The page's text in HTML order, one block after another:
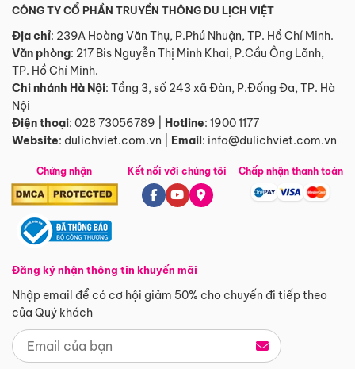
CÔNG TY CỔ PHẦN TRUYỀN THÔNG DU LỊCH VIỆT
Địa chỉ: 239A Hoàng Văn Thụ, P.Phú Nhuận, TP. Hồ Chí Minh.
Văn phòng: 217 Bis Nguyễn Thị Minh Khai, P.Cầu Ông Lãnh,
TP. Hồ Chí Minh.
Chi nhánh Hà Nội: Tầng 3, số 243 xã Đàn, P.Đống Đa, TP. Hà
Nội
Điện thoại: 028 73056789 Hotline: 1900 1177
Website: dulichviet.com.vn Email: info@dulichviet.com.vn
Chứng nhận
Đăng ký nhận thông tin khuyến mãi
Nhập email để có cơ hội giảm 50% cho chuyến đi tiếp theo
của Quý khách
Kết nối với chúng tôi Chấp nhận thanh toán